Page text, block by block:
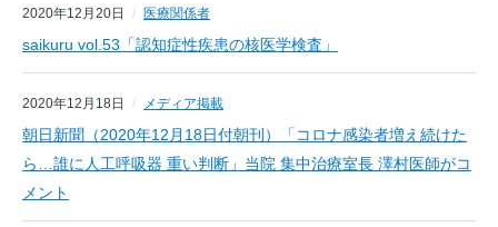
2020年12月20日 医療関係者
saikuru vol.53「認知症性疾患の核医学検査」
2020年12月18日 メディア掲載
朝日新聞（2020年12月18日付朝刊）「コロナ感染者増え続けた
ら…誰に人工呼吸器 重い判断」当院 集中治療室長 澤村医師がコ
メント